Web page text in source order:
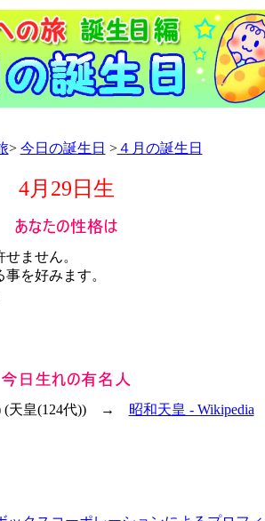
> 今日の誕生日 >４月の誕生日
4月29日生
ません。
を好みます。
) (天皇(124代)) → 昭和天皇 - Wikipedia